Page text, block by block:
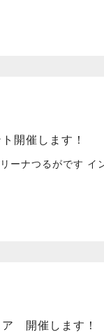
開催します！
ーナつるがです
ア 開催します！